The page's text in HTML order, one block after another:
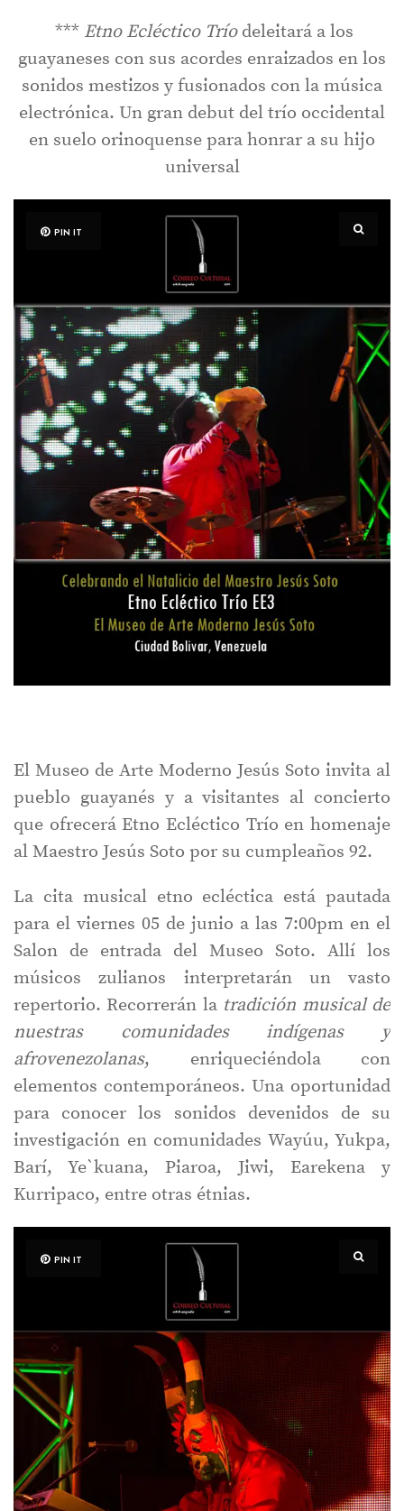
*** Etno Ecléctico Tríodeleitará a los
guayaneses con sus acordes enraizados en los
sonidos mestizos y fusionados con la música
electrónica. Un gran debut del trío occidental
en suelo orinoquense para honrar a su hijo
universal
PIN IT
El Museo de Arte Moderno Jesús Soto invita al
pueblo guayanés y a visitantes al concierto
que ofrecerá Etno Ecléctico Trío en homenaje
al Maestro Jesús Soto por su cumpleaños 92.
La cita musical etno ecléctica está pautada
para el viernes 05 de junio a las 7:00pm en el
Salon de entrada del Museo Soto. Allí los
músicos zulianos interpretarán un vasto
repertorio. Recorrerán la tradición musical de
nuestras comunidades indígenas y
afrovenezolanas, enriqueciéndola con
elementos contemporáneos. Una oportunidad
para conocer los sonidos devenidos de su
investigación en comunidades Wayúu, Yukpa,
Barí, Ye`kuana, Piaroa, Jiwi, Earekena y
Kurripaco, entre otras étnias.
PIN IT